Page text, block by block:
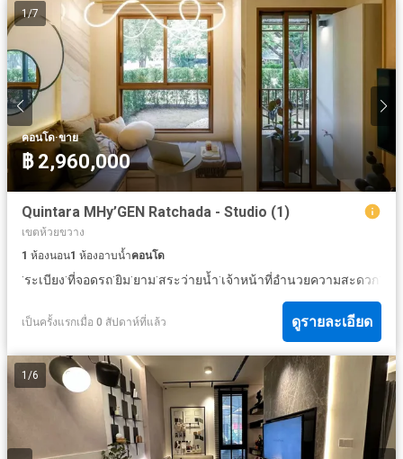
1/7
คอนโด·ขาย
฿ 2,960,000
Quintara MHy’GEN Ratchada - Studio (1)
เขตห้วยขวาง
1 ห้องนอน1 ห้องอาบน้ำคอนโด
·ระเบียง·ที่จอดรถ·ยิม·ยาม·สระว่ายน้ำ·เจ้าหน้าที่อำนวยความสะดวก
เป็นครั้งแรกเมื่อ 0 สัปดาห์ที่แล้ว ดูรายละเอียด
1 /6